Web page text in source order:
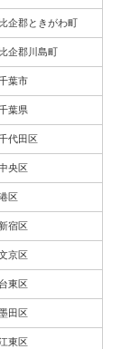
比企郡ときがわ町
比企郡川島町
葉市
葉県
代田区
央区
区
新宿区
京区
台東区
田区
東区